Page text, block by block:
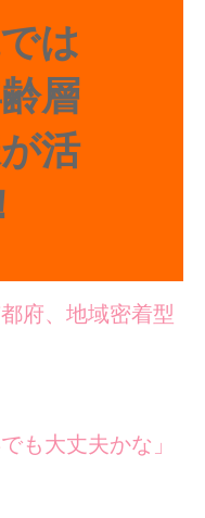
は
層
活
府、地域密着型
も大丈夫かな」